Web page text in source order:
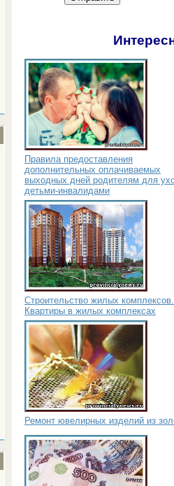
Правила предоставления
дополнительных оплачиваемых
выходных дней родителям для
детьми-инвалидами
Строительство жилых комплексов.
Квартиры в жилых комплексах
Ремонт ювелирных изделий из